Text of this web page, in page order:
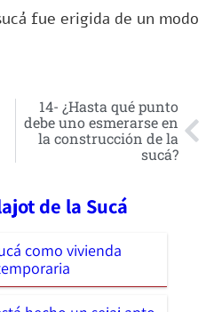
fue erigida de un modo
14- ¿Hasta qué punto
debe uno esmerarse en
la construcción de la
sucá?
de la Sucá
como vivienda